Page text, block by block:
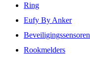
Ring
Eufy By Anker
Beveiligingssensoren
Rookmelders